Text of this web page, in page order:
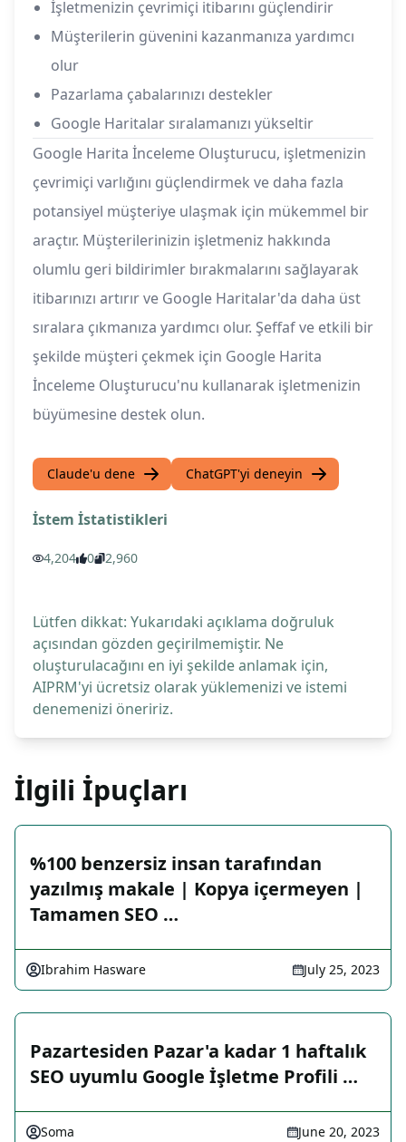
İşletmenizin çevrimiçi itibarını güçlendirir
Müşterilerin güvenini kazanmanıza yardımcı
olur
Pazarlama çabalarınızı destekler
Google Haritalar sıralamanızı yükseltir
Google Harita İnceleme Oluşturucu, işletmenizin
çevrimiçi varlığını güçlendirmek ve daha fazla
potansiyel müşteriye ulaşmak için mükemmel bir
araçtır. Müşterilerinizin işletmeniz hakkında
olumlu geri bildirimler bırakmalarını sağlayarak
itibarınızı artırır ve Google Haritalar'da daha üst
sıralara çıkmanıza yardımcı olur. Şeffaf ve etkili bir
şekilde müşteri çekmek için Google Harita
İnceleme Oluşturucu'nu kullanarak işletmenizin
büyümesine destek olun.
Claude'u dene ChatGPT'yi deneyin
İstem İstatistikleri
4,204 0 2,960
Lütfen dikkat: Yukarıdaki açıklama doğruluk
açısından gözden geçirilmemiştir. Ne
oluşturulacağını en iyi şekilde anlamak için,
AIPRM'yi ücretsiz olarak yüklemenizi ve istemi
denemenizi öneririz.
İlgili İpuçları
%100 benzersiz insan tarafından
yazılmış makale | Kopya içermeyen |
Tamamen SEO …
Ibrahim Hasware July 25, 2023
Pazartesiden Pazar'a kadar 1 haftalık
SEO uyumlu Google İşletme Profili …
Soma June 20, 2023